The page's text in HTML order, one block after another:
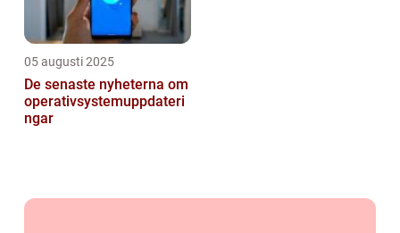
05 augusti 2025
De senaste nyheterna om
operativsystemuppdateri
ngar